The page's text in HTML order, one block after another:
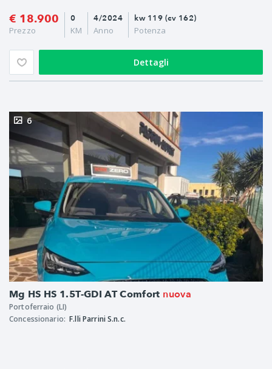
€ 18.900
Prezzo
4/2024
Anno
0
KM
kw 119 (cv 162)
Potenza
Dettagli
Mg HS HS 1.5T-GDI AT Comfort nuova
6
Portoferraio (LI)
Concessionario: F.lli Parrini S.n.c.